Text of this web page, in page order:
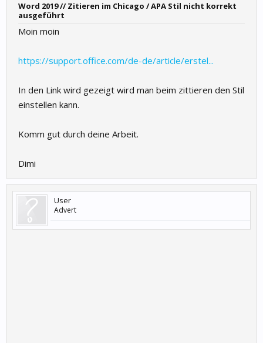
Word 2019 // Zitieren im Chicago / APA Stil nicht korrekt
ausgeführt
Moin moin
https://support.office.com/de-de/article/erstel...
In den Link wird gezeigt wird man beim zittieren den Stil
einstellen kann.
Komm gut durch deine Arbeit.
Dimi
User
Advert